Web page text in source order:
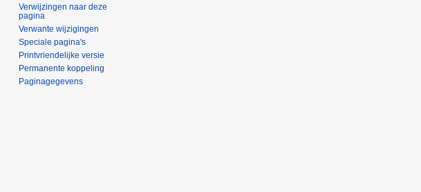
Verwijzingen naar deze
pagina
Verwante wijzigingen
Speciale pagina's
Printvriendelijke versie
Permanente koppeling
Paginagegevens